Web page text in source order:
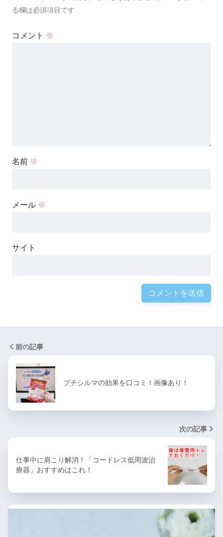
る欄は必須項目です
コメント ※
名前 ※
メール ※
サイト
前の記事
プチシルマの効果を口コミ！画像あり！
次の記事
仕事中に肩こり解消！「コードレス低周波治
療器」おすすめはこれ！